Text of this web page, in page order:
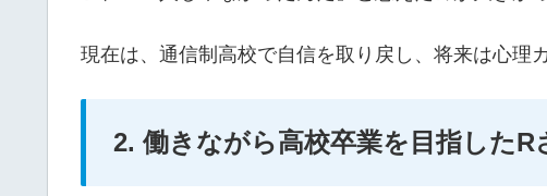
現在は、通信制高校で自信を取り戻し、将来は心理
2. 働きながら高校卒業を目指したR